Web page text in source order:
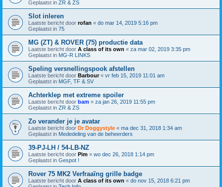
Geplaatst in ZR & ZS
Slot inleren
Laatste bericht door rofan « do mar 14, 2019 5:16 pm
Geplaatst in 75
MG (ZT) & ROVER (75) productie data
Laatste bericht door A class of its own « za mar 02, 2019 3:35 pm
Geplaatst in MG-R LINKS
Speling versnellingspook afstellen
Laatste bericht door Barbour« vr feb 15, 2019 11:01 am
Geplaatst in MGF, TF & SV
Achterklep met extreme spoiler
Laatste bericht door bam « za jan 26, 2019 11:55 pm
Geplaatst in ZR & ZS
Zo verander je je avatar
Laatste bericht door Dr Doggystyle « ma dec 31, 2018 1:34 am
Geplaatst in Mededeling van de beheerders
39-PJ-LH / 54-LB-NZ
Laatste bericht door Pim « wo dec 26, 2018 1:14 pm
Geplaatst in Gespot !
Rover 75 MK2 Verfraaïng grille badge
Laatste bericht door A class of its own « do nov 15, 2018 6:21 pm